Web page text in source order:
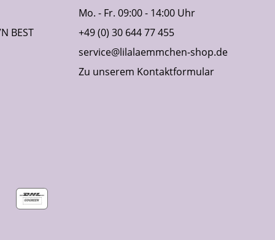
BEST
Mo. - Fr. 09:00 - 14:00 Uhr
+49 (0) 30 644 77 455
service@lilalaemmchen-shop.de
Zu unserem Kontaktformular